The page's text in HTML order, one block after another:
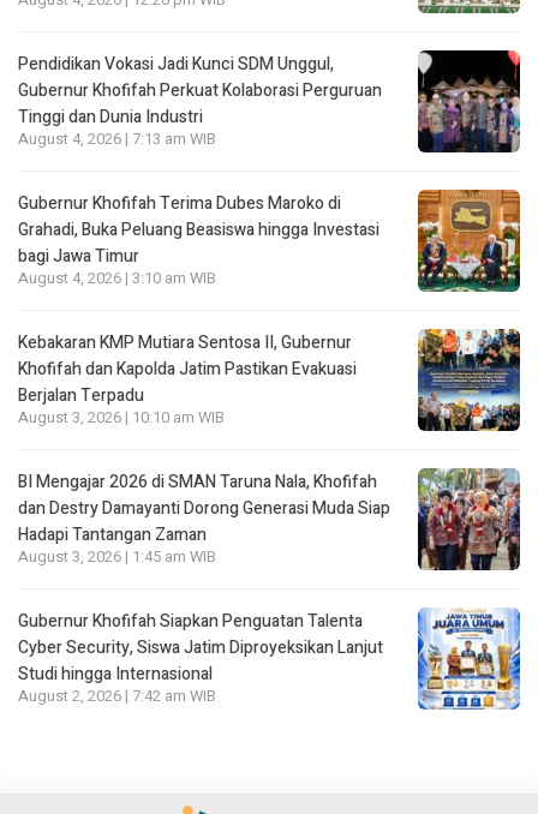
Pendidikan Vokasi Jadi Kunci SDM Unggul,
Gubernur Khofifah Perkuat Kolaborasi Perguruan
Tinggi dan Dunia Industri
August 4, 2026 | 7:13 am WIB
Gubernur Khofifah Terima Dubes Maroko di
Grahadi, Buka Peluang Beasiswa hingga Investasi
bagi Jawa Timur
August 4, 2026 | 3:10 am WIB
Kebakaran KMP Mutiara Sentosa II, Gubernur
Khofifah dan Kapolda Jatim Pastikan Evakuasi
Berjalan Terpadu
August 3, 2026 | 10:10 am WIB
BI Mengajar 2026 di SMAN Taruna Nala, Khofifah
dan Destry Damayanti Dorong Generasi Muda Siap
Hadapi Tantangan Zaman
August 3, 2026 | 1:45 am WIB
Gubernur Khofifah Siapkan Penguatan Talenta
Cyber Security, Siswa Jatim Diproyeksikan Lanjut
Studi hingga Internasional
August 2, 2026 | 7:42 am WIB